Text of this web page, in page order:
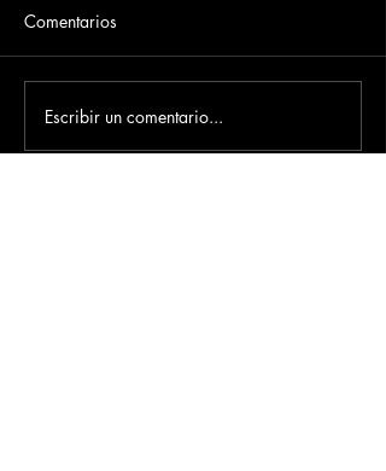
Comentarios
Escribir un comentario...